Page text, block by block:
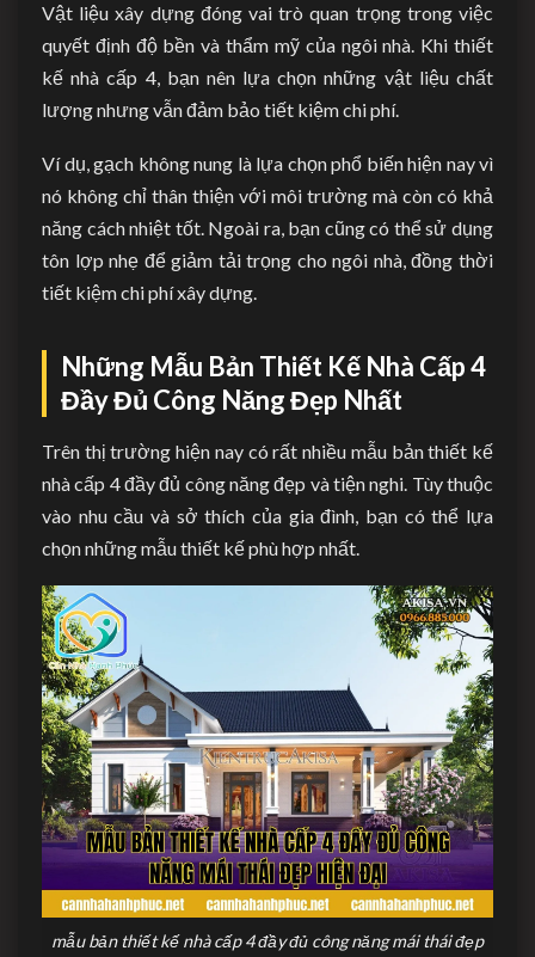
Vật liệu xây dựng đóng vai trò quan trọng trong việc
quyết định độ bền và thẩm mỹ của ngôi nhà. Khi thiết
kế nhà cấp 4, bạn nên lựa chọn những vật liệu chất
lượng nhưng vẫn đảm bảo tiết kiệm chi phí.
Ví dụ, gạch không nung là lựa chọn phổ biến hiện nay vì
nó không chỉ thân thiện với môi trường mà còn có khả
năng cách nhiệt tốt. Ngoài ra, bạn cũng có thể sử dụng
tôn lợp nhẹ để giảm tải trọng cho ngôi nhà, đồng thời
tiết kiệm chi phí xây dựng.
Những Mẫu Bản Thiết Kế Nhà Cấp 4
Đầy Đủ Công Năng Đẹp Nhất
Trên thị trường hiện nay có rất nhiều mẫu bản thiết kế
nhà cấp 4 đầy đủ công năng đẹp và tiện nghi. Tùy thuộc
vào nhu cầu và sở thích của gia đình, bạn có thể lựa
chọn những mẫu thiết kế phù hợp nhất.
mẫu bản thiết kế nhà cấp 4 đầy đủ công năng mái thái đẹp